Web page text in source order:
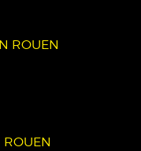
ROUEN
ROUEN